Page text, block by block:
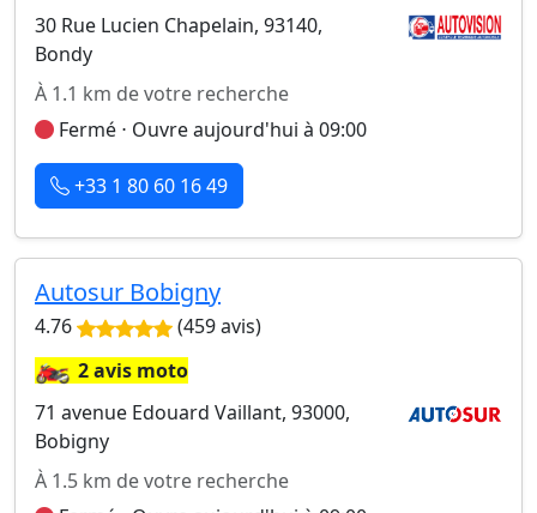
30 Rue Lucien Chapelain, 93140,
Bondy
À 1.1 km de votre recherche
Fermé ⋅ Ouvre aujourd'hui à 09:00
+33 1 80 60 16 49
Autosur Bobigny
4.76 (459 avis)
🏍️2 avis moto
71 avenue Edouard Vaillant, 93000,
Bobigny
À 1.5 km de votre recherche